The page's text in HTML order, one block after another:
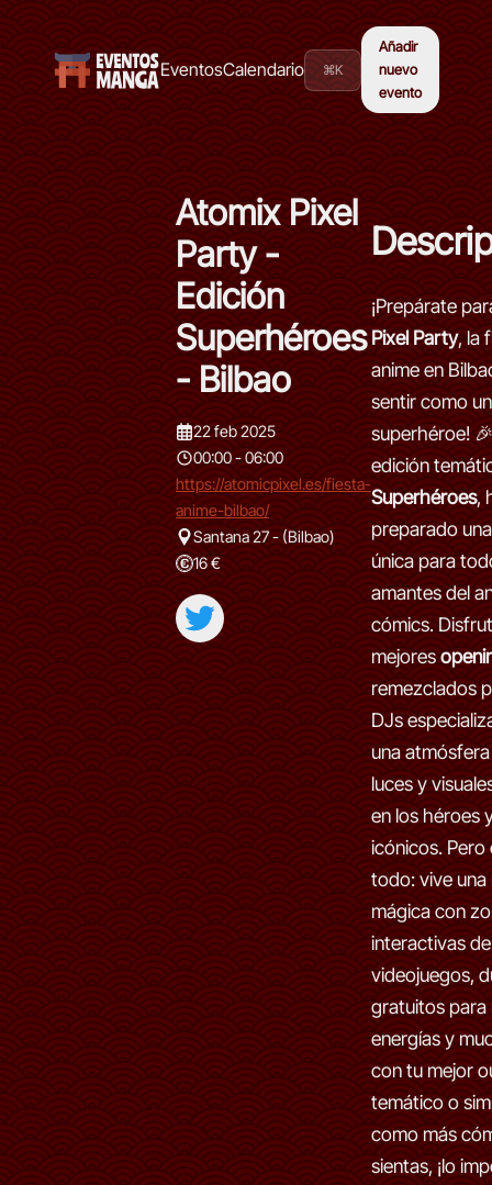
EventosCalendario ⌘K
Añadir
nuevo
evento
Atomix Pixel
Party -
Edición
Superhéroes
- Bilbao
22 feb 2025
00:00 - 06:00
https://atomicpixel.es/fiesta-
anime-bilbao/
Santana 27 - (Bilbao)
16 €
¡Prepárate
Pixel Party, la
anime en
sentir como
superhéroe!
edición
Superhéroes,
preparado
única para
amantes del
cómics.
mejores
remezclados
DJs
una
luces y
en los héroes
icónicos. Pero
todo: vive una
mágica con
interactivas de
videojuegos,
gratuitos para
energías y
con tu mejor
temático o
como más
sientas, ¡lo